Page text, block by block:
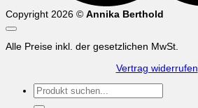
Copyright 2026 © Annika Berthold
Alle Preise inkl. der gesetzlichen MwSt.
Vertrag widerrufen
Suchen
nach: